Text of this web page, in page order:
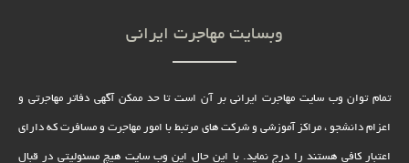
وبسایت مهاجرت ایرانی
تمام توان وب سایت مهاجرت ایرانی بر آن است تا حد ممکن آگهی دفاتر مهاجرتی و
اعزام دانشجو ، مراکز آموزشی و شرکت های مرتبط با امور مهاجرت و مسافرت که دارای
اعتبار کافی هستند را درج نماید. با این حال این وب سایت هیچ مسئولیتی در قبال